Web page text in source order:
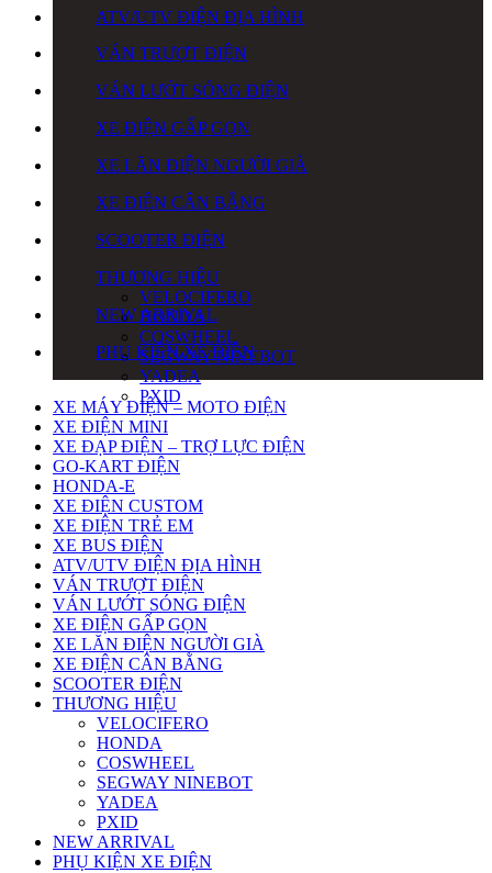
ATV/UTV ĐIỆN ĐỊA HÌNH
VÁN TRƯỢT ĐIỆN
VÁN LƯỚT SÓNG ĐIỆN
XE ĐIỆN GẤP GỌN
XE LĂN ĐIỆN NGƯỜI GIÀ
XE ĐIỆN CÂN BẰNG
SCOOTER ĐIỆN
THƯƠNG HIỆU
VELOCIFERO
HONDA
COSWHEEL
SEGWAY NINEBOT
YADEA
PXID
NEW ARRIVAL
PHỤ KIỆN XE ĐIỆN
XE MÁY ĐIỆN – MOTO ĐIỆN
XE ĐIỆN MINI
XE ĐẠP ĐIỆN – TRỢ LỰC ĐIỆN
GO-KART ĐIỆN
HONDA-E
XE ĐIỆN CUSTOM
XE ĐIỆN TRẺ EM
XE BUS ĐIỆN
ATV/UTV ĐIỆN ĐỊA HÌNH
VÁN TRƯỢT ĐIỆN
VÁN LƯỚT SÓNG ĐIỆN
XE ĐIỆN GẤP GỌN
XE LĂN ĐIỆN NGƯỜI GIÀ
XE ĐIỆN CÂN BẰNG
SCOOTER ĐIỆN
THƯƠNG HIỆU
VELOCIFERO
HONDA
COSWHEEL
SEGWAY NINEBOT
YADEA
PXID
NEW ARRIVAL
PHỤ KIỆN XE ĐIỆN